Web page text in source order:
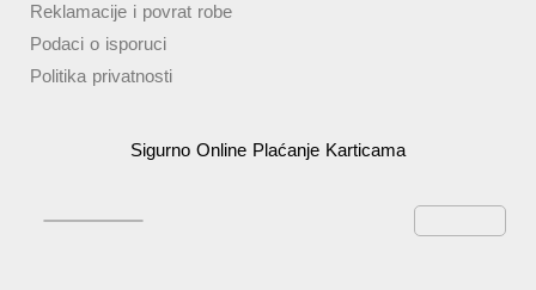
Reklamacije i povrat robe
Podaci o isporuci
Politika privatnosti
Sigurno Online Plaćanje Karticama